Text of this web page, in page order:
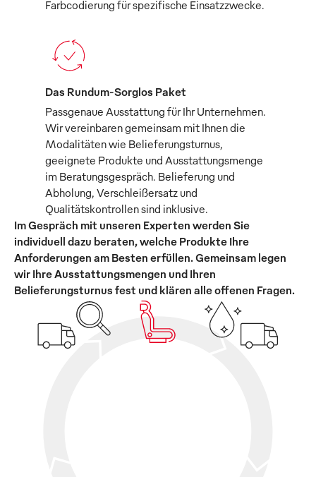
Farbcodierung für spezifische Einsatzzwecke.
Das Rundum-Sorglos Paket
Passgenaue Ausstattung für Ihr Unternehmen.
Wir vereinbaren gemeinsam mit Ihnen die
Modalitäten wie Belieferungsturnus,
geeignete Produkte und Ausstattungsmenge
im Beratungsgespräch. Belieferung und
Abholung, Verschleißersatz und
Qualitätskontrollen sind inklusive.
Im Gespräch mit unseren Experten werden Sie
individuell dazu beraten, welche Produkte Ihre
Anforderungen am Besten erfüllen. Gemeinsam legen
wir Ihre Ausstattungsmengen und Ihren
Belieferungsturnus fest und klären alle offenen Fragen.